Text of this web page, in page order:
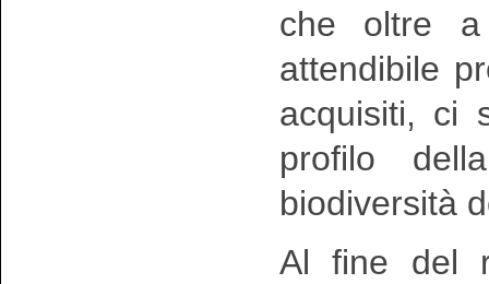
che oltre a
attendibile
acquisiti, ci
profilo
biodiversità
Al fine del